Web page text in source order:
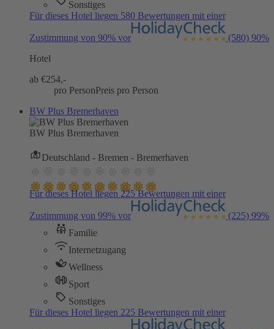
Sonstiges
Für dieses Hotel liegen 580 Bewertungen mit einer
Zustimmung von 90% vor (580) 90%
Hotel
ab €254,-
pro PersonPreis pro Person
BW Plus Bremerhaven
BW Plus Bremerhaven
Deutschland - Bremen - Bremerhaven
Für dieses Hotel liegen 225 Bewertungen mit einer
Zustimmung von 99% vor (225) 99%
Familie
Internetzugang
Wellness
Sport
Sonstiges
Für dieses Hotel liegen 225 Bewertungen mit einer